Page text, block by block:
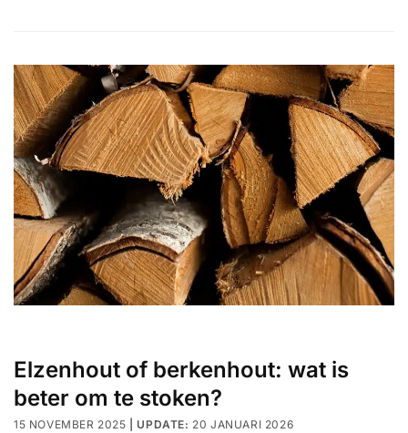
Elzenhout of berkenhout: wat is
beter om te stoken?
15 NOVEMBER 2025 20 JANUARI 2026